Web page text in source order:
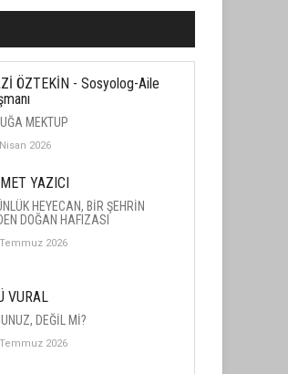
ÖZTEKİN - Sosyolog-Aile
MEKTUP
2026
YAZICI
HEYECAN, BİR ŞEHRİN
DOĞAN HAFIZASI
2026
VURAL
DEĞİL Mİ?
2026